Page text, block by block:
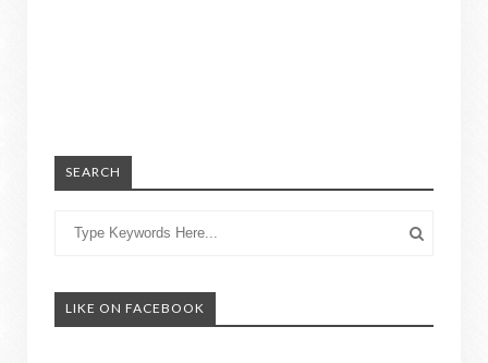
SEARCH
LIKE ON FACEBOOK